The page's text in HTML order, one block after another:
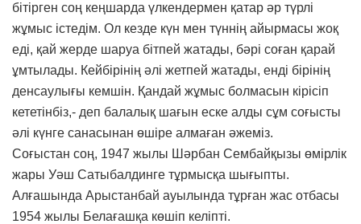
бітірген соң кеңшарда үлкендермен қатар әр түрлі
жұмыс істедім. Ол кезде күн мен түннің айырмасы жоқ
еді, қай жерде шаруа бітпей жатады, бәрі соған қарай
ұмтылады. Кейбірінің әлі жетпей жатады, енді бірінің
денсаулығы кемшін. Қандай жұмыс болмасын кірісіп
кететінбіз,- деп балалық шағын еске алды сұм соғысты
әлі күнге санасынан өшіре алмаған әжеміз.
Соғыстан соң, 1947 жылы Шәрбан Сембайқызы өмірлік
жары Уәш Сатыбалдинге тұрмысқа шығыпты.
Алғашында Арыстанбай ауылында тұрған жас отбасы
1954 жылы Белағашқа көшіп келіпті.